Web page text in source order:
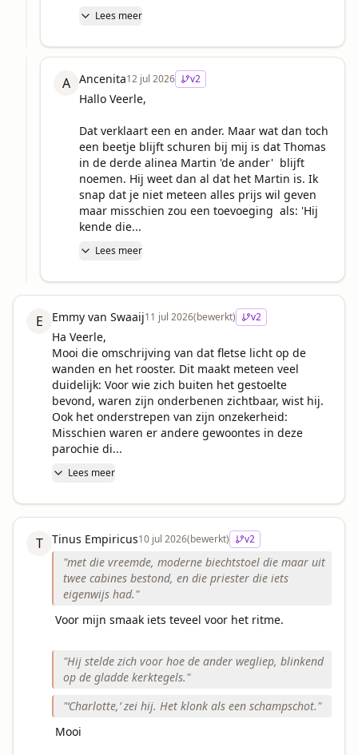
Lees meer
A Ancenita12 jul 2026 v2
Hallo Veerle,
Dat verklaart een en ander. Maar wat dan toch
een beetje blijft schuren bij mij is dat Thomas
in de derde alinea Martin 'de ander'  blijft
noemen. Hij weet dan al dat het Martin is. Ik
snap dat je niet meteen alles prijs wil geven
maar misschien zou een toevoeging  als: 'Hij
kende die...
Lees meer
E Emmy van Swaaij11 jul 2026(bewerkt) v2
Ha Veerle,
Mooi die omschrijving van dat fletse licht op de
wanden en het rooster. Dit maakt meteen veel
duidelijk: Voor wie zich buiten het gestoelte
bevond, waren zijn onderbenen zichtbaar, wist hij.
Ook het onderstrepen van zijn onzekerheid:
Misschien waren er andere gewoontes in deze
parochie di...
Lees meer
T Tinus Empiricus10 jul 2026(bewerkt) v2
"met die vreemde, moderne biechtstoel die maar uit
twee cabines bestond, en die priester die iets
eigenwijs had."
"Hij stelde zich voor hoe de ander wegliep, blinkend
op de gladde kerktegels."
"‘Charlotte,’ zei hij. Het klonk als een schampschot."